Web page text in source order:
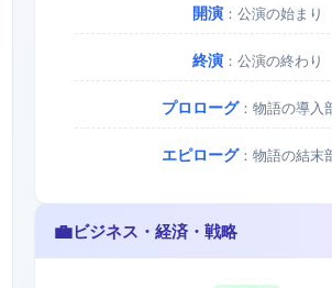
開演：公演の始まり
終演：公演の終わり
プロローグ：物語の導入
エピローグ：物語の結末
💼ビジネス・経済・戦略